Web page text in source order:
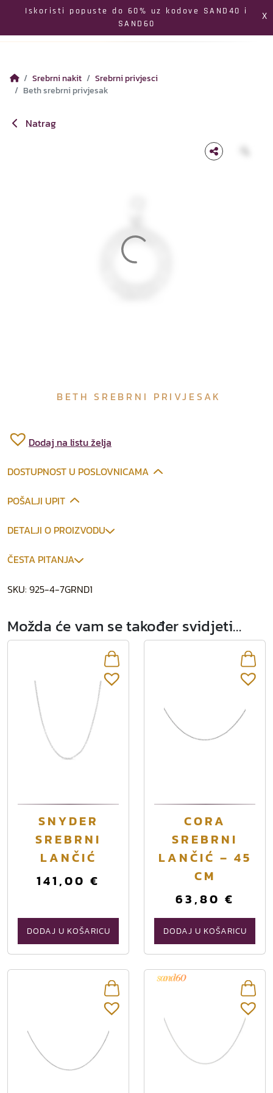
Iskoristi popuste do 60% uz kodove SAND40 i
SAND60
X
Izbornik
Profil Pretraga
Srebrni nakit
Srebrni privjesci
Beth srebrni privjesak
Natrag
BETH SREBRNI PRIVJESAK
Dodaj na listu želja
DOSTUPNOST U POSLOVNICAMA
POŠALJI UPIT
DETALJI O PROIZVODU
ČESTA PITANJA
SKU: 925-4-7GRND1
Možda će vam se također svidjeti…
SNYDER
SREBRNI
LANČIĆ
141,00 €
DODAJ U KOŠARICU
CORA
SREBRNI
LANČIĆ – 45
CM
63,80 €
DODAJ U KOŠARICU